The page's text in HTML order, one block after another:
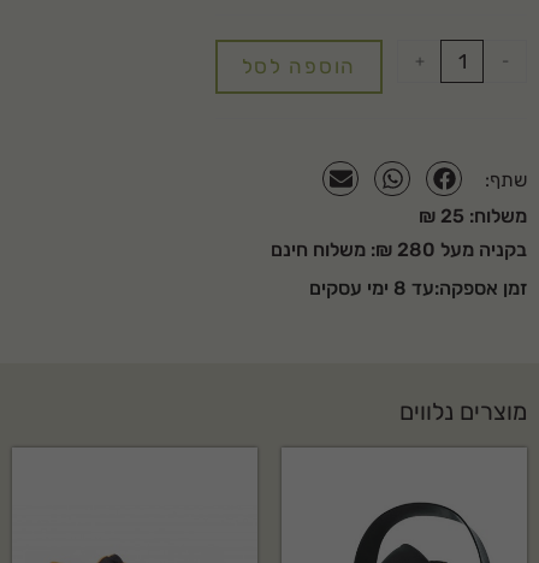
-
+ הוספה לסל
שתף:
משלוח: 25 ₪
בקניה מעל 280 ₪: משלוח חינם
זמן אספקה:עד 8 ימי עסקים
מוצרים נלווים